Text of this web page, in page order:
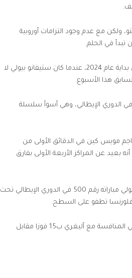
ولكن مع عدم وجود التزامات أوروبية
تبدأ في الحلم.
وكانت المرة الأخيرة التي لم يخسر فيها ميلان في ست مباريات بالدوري في بداية عام 2024، عندما كان ستيفانو بيولي لا
هذا الأسبوع.
الدوري الإيطالي، وهي أسوأ سلسلة
مويس كين في الدقائق الأولى من
مما يعني أنه بعيد عن المراكز الأربعة الأولى بفارق
ومع انتصاراته الوحيدة في دوري المؤتمر الأوروبي، يدخل المدرب ستيفانو بيولي مباراته رقم 500 في الدوري الإيطالي تحت
فلورنسا تطفو على السطح.
وهناك عامل واحد على الأقل في صالح بيولي، وهو أنه يتقدم بفارق مريح في المنافسة مع أليغري ب15 فوزا مقابل